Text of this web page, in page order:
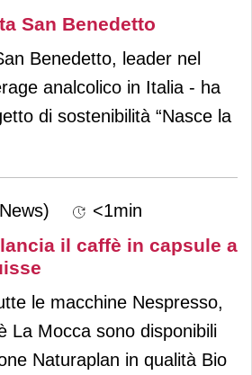
San Benedetto
Benedetto, leader nel
analcolico in Italia - ha
di sostenibilità “Nasce la
<1min
il caffè in capsule a
le macchine Nespresso,
La Mocca sono disponibili
Naturaplan in qualità Bio